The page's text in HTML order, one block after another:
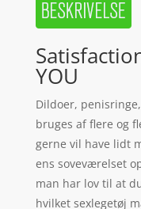
YOU
Dildoer,
bruges af flere og
gerne vil have lidt
ens soveværelset
man har lov til at
hvilket sexlegetøj